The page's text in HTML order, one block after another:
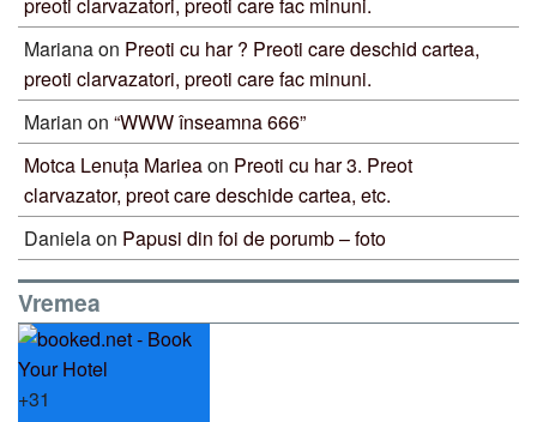
preoti clarvazatori, preoti care fac minuni.
Marianaon Preoti cu har ? Preoti care deschid cartea,
preoti clarvazatori, preoti care fac minuni.
Marian on “WWW înseamna 666”
Motca Lenuța Marieaon Preoti cu har 3. Preot
clarvazator, preot care deschide cartea, etc.
Danielaon Papusi din foi de porumb – foto
Vremea
+31